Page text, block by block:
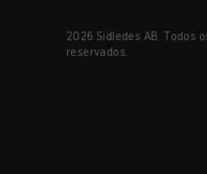
2026 Sidledes AB. Todos
reservados.